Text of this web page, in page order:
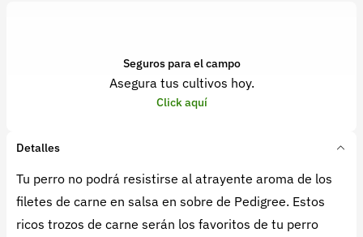
Seguros para el campo
Asegura tus cultivos hoy.
Click aquí
Detalles
Tu perro no podrá resistirse al atrayente aroma de los
filetes de carne en salsa en sobre de Pedigree. Estos
ricos trozos de carne serán los favoritos de tu perro